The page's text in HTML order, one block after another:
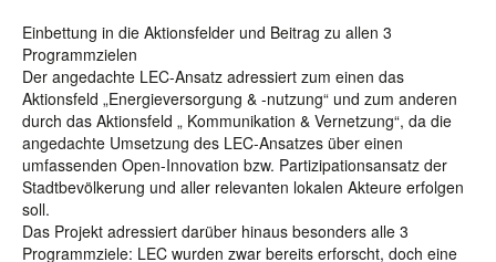
Einbettung in die Aktionsfelder und Beitrag zu allen 3
Programmzielen
Der angedachte LEC-Ansatz adressiert zum einen das
Aktionsfeld „Energieversorgung & -nutzung“ und zum anderen
durch das Aktionsfeld „ Kommunikation & Vernetzung“, da die
angedachte Umsetzung des LEC-Ansatzes über einen
umfassenden Open-Innovation bzw. Partizipationsansatz der
Stadtbevölkerung und aller relevanten lokalen Akteure erfolgen
soll.
Das Projekt adressiert darüber hinaus besonders alle 3
Programmziele: LEC wurden zwar bereits erforscht, doch eine